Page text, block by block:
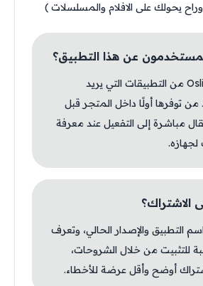
وراح يحولك على الافلام والمسلسلات )
عن هذا التطبيق؟
لأن Oslive Journey من التطبيقات التي يريد
من توفرها أولًا داخل المتجر قبل
مباشرة إلى التفعيل عند معرفة
لجهازه.
الاشتراك؟
التطبيق والإصدار الحالي، وتعرف
للتثبيت من خلال الشروحات،
أوضح وأقل عرضة للأخطاء.